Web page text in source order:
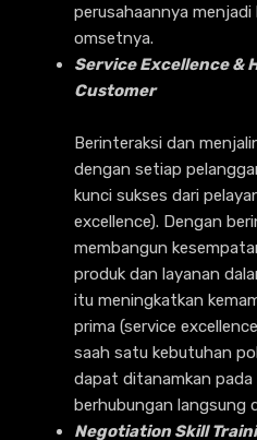
perusahaannya
omsetnya.
Service Excellence &
Customer
Berinteraksi dan
dengan setiap
kunci sukses dari
excellence). Dengan
membangun
produk dan layanan
itu meningkatkan
prima (service
saah satu kebutuhan
dapat ditanamkan
berhubungan langsung
Negotiation Skill